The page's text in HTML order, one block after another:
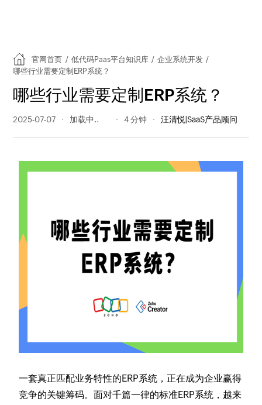
官网首页 / 低代码Paas平台知识库 / 企业系统开发 /
哪些行业需要定制ERP系统？
哪些行业需要定制ERP系统？
2025-07-07 169 阅读量 4 分钟 汪清悦|SaaS产品顾问
一套真正匹配业务特性的ERP系统，正在成为企业赢得
竞争的关键筹码。面对千篇一律的标准ERP系统，越来